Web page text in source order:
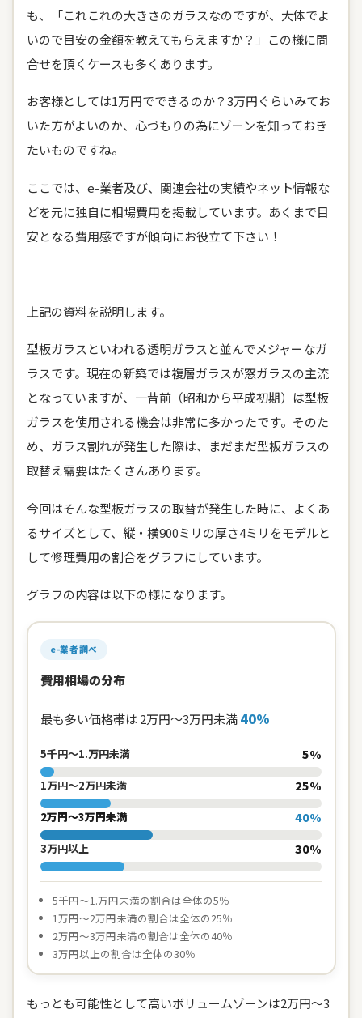
も、「これこれの大きさのガラスなのですが、大体でよ
いので目安の金額を教えてもらえますか？」この様に問
合せを頂くケースも多くあります。
お客様としては1万円でできるのか？3万円ぐらいみてお
いた方がよいのか、心づもりの為にゾーンを知っておき
たいものですね。
ここでは、e-業者及び、関連会社の実績やネット情報な
どを元に独自に相場費用を掲載しています。あくまで目
安となる費用感ですが傾向にお役立て下さい！
上記の資料を説明します。
型板ガラスといわれる透明ガラスと並んでメジャーなガ
ラスです。現在の新築では複層ガラスが窓ガラスの主流
となっていますが、一昔前（昭和から平成初期）は型板
ガラスを使用される機会は非常に多かったです。そのた
め、ガラス割れが発生した際は、まだまだ型板ガラスの
取替え需要はたくさんあります。
今回はそんな型板ガラスの取替が発生した時に、よくあ
るサイズとして、縦・横900ミリの厚さ4ミリをモデルと
して修理費用の割合をグラフにしています。
グラフの内容は以下の様になります。
e-業者調べ
費用相場の分布
最も多い価格帯は 2万円～3万円未満40%
5千円～1.万円未満 5%
1万円～2万円未満 25%
2万円～3万円未満 40%
3万円以上 30%
5千円～1.万円未満の割合は全体の5％
1万円～2万円未満の割合は全体の25％
2万円～3万円未満の割合は全体の40％
3万円以上の割合は全体の30％
もっとも可能性として高いボリュームゾーンは2万円～3